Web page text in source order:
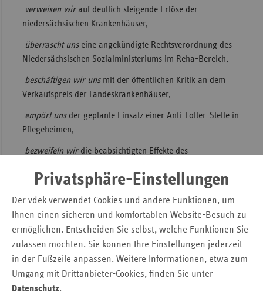
Privatsphäre-Einstellungen
Der vdek verwendet Cookies und andere Funktionen, um
Ihnen einen sicheren und komfortablen Website-Besuch zu
ermöglichen. Entscheiden Sie selbst, welche Funktionen Sie
zulassen möchten. Sie können Ihre Einstellungen jederzeit
in der Fußzeile anpassen. Weitere Informationen, etwa zum
Umgang mit Drittanbieter-Cookies, finden Sie unter
Datenschutz.
verweisen wir auf deutlich steigende Erlöse der
niedersächsischen Krankenhäuser,
überrascht uns eine angekündigte Rechtsverordnung des
Niedersächsischen Sozialministeriums im Reha-Bereich,
beschäftigen wir unsmit der öffentlichen Kritik an dem
Verkaufspreis der Landeskrankenhäuser,
empört uns der geplante Einsatz einer Anti-Folter-Stelle in
Pflegeheimen,
bezweifeln wirdie beabsichtigten Effekte des
berichten wirüber den Verzicht der Europäischen Union
auf eine Ausschreibungspflicht im Rettungsdienst.
Pressemitteilung
Kontakt
Verband der Ersatzkassen e. V. (vdek)